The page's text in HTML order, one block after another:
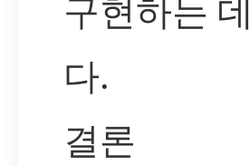
구현하는
다.
결론